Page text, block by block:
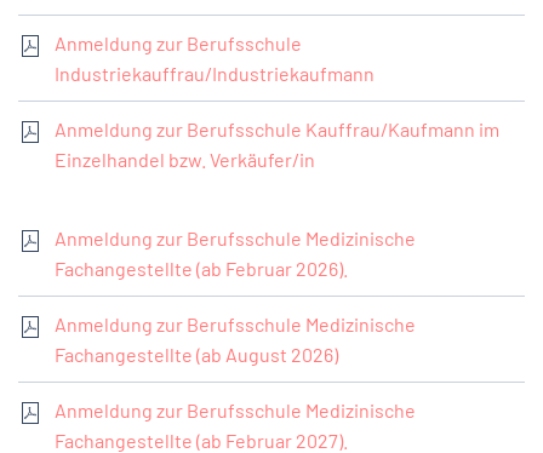
Anmeldung zur Berufsschule
Industriekauffrau/Industriekaufmann
Anmeldung zur Berufsschule Kauffrau/Kaufmann im
Einzelhandel bzw. Verkäufer/in
Anmeldung zur Berufsschule Medizinische
Fachangestellte (ab Februar 2026).
Anmeldung zur Berufsschule Medizinische
Fachangestellte (ab August 2026)
Anmeldung zur Berufsschule Medizinische
Fachangestellte (ab Februar 2027).